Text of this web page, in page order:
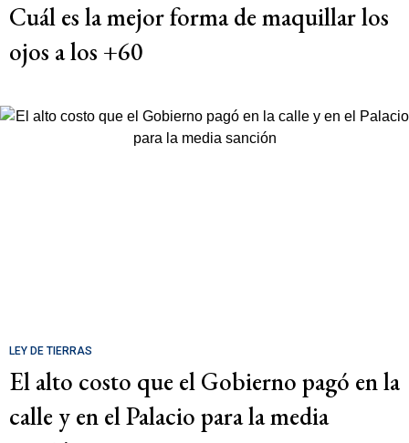
Cuál es la mejor forma de maquillar los
ojos a los +60
LEY DE TIERRAS
El alto costo que el Gobierno pagó en la
calle y en el Palacio para la media